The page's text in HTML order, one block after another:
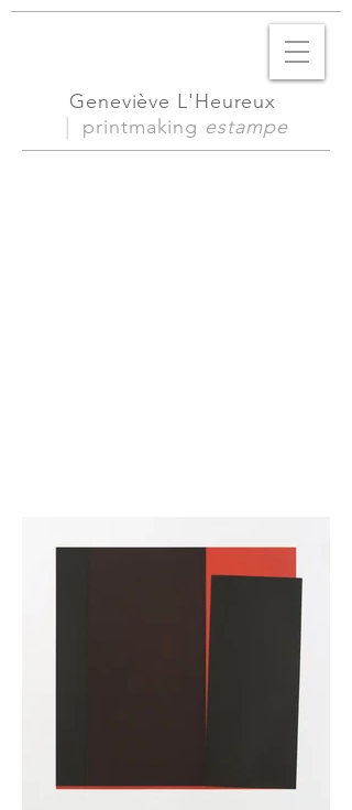
Geneviève L'Heureux
printmaking estampe